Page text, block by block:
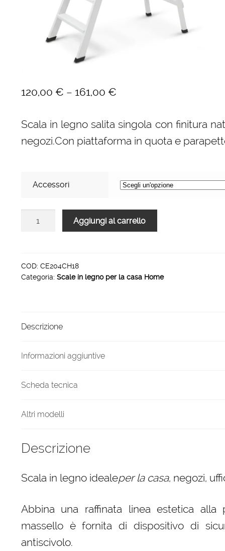
Articoli per la casa
Scale per per la casa HOME
laccato Bianco
120,00 € – 161,00 €
Scala in legno salita singola con finitura
negozi.Con piattaforma in quota e
Accessori
casa
HOME
gradini
H18
Aggiungi al carrello
COD: CE204CH18
Categoria: Scale in legno per la casa Home
Descrizione
Informazioni aggiuntive
Scheda tecnica
Altri modelli
Descrizione
Scala in legno idealeper la casa, negozi,
Abbina una raffinata linea estetica alla
massello è fornita di dispositivo di
antiscivolo.